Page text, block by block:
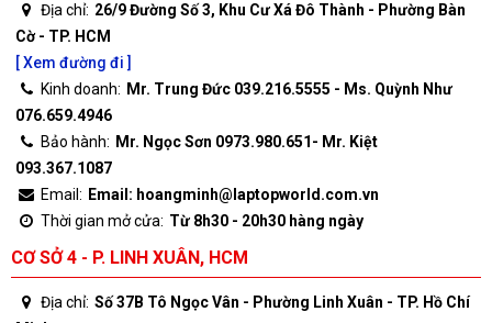
Địa chỉ: 26/9 Đường Số 3, Khu Cư Xá Đô Thành - Phường Bàn
Cờ - TP. HCM
[ Xem đường đi ]
Kinh doanh: Mr. Trung Đức 039.216.5555 - Ms. Quỳnh Như
076.659.4946
Bảo hành: Mr. Ngọc Sơn 0973.980.651- Mr. Kiệt
093.367.1087
Email: Email: hoangminh@laptopworld.com.vn
Thời gian mở cửa: Từ 8h30 - 20h30 hàng ngày
CƠ SỞ 4 - P. LINH XUÂN, HCM
Địa chỉ: Số 37B Tô Ngọc Vân - Phường Linh Xuân - TP. Hồ Chí